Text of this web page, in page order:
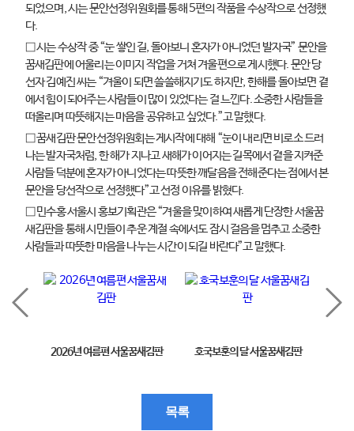
되었으며, 시는 문안선정위원회를 통해 5편의 작품을 수상작으로 선정했
다.
□ 시는 수상작 중 “눈 쌓인 길, 돌아보니 혼자가 아니었던 발자국” 문안을
꿈새김판에 어울리는 이미지 작업을 거쳐 겨울편으로 게시했다. 문안 당
선자 김예진 씨는 “겨울이 되면 쓸쓸해지기도 하지만, 한해를 돌아보면 곁
에서 힘이 되어주는 사람들이 많이 있었다는 걸 느낀다. 소중한 사람들을
떠올리며 따뜻해지는 마음을 공유하고 싶었다.”고 말했다.
□ 꿈새김판 문안선정위원회는 게시작에 대해 “눈이 내리면 비로소 드러
나는 발자국처럼, 한 해가 지나고 새해가 이어지는 길목에서 곁을 지켜준
사람들 덕분에 혼자가 아니었다는 따뜻한 깨달음을 전해준다는 점에서 본
문안을 당선작으로 선정했다”고 선정 이유를 밝혔다.
□ 민수홍 서울시 홍보기획관은 “겨울을 맞이하여 새롭게 단장한 서울꿈
새김판을 통해 시민들이 추운 계절 속에서도 잠시 걸음을 멈추고 소중한
사람들과 따뜻한 마음을 나누는 시간이 되길 바란다”고 말했다.
2026년 여름편 서울꿈새김판 호국보훈의 달 서울꿈새김판
목록